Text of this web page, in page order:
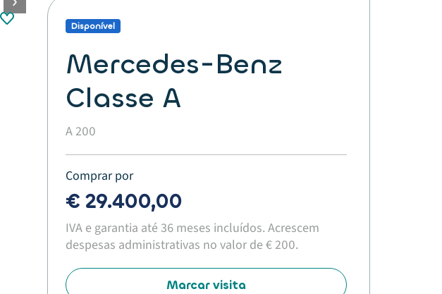
button.next
Disponível
Mercedes-Benz
Classe A
A 200
Comprar por
€ 29.400,00
IVA e garantia até 36 meses incluídos. Acrescem
despesas administrativas no valor de € 200.​
Marcar visita